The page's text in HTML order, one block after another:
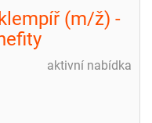
(m/ž) -
aktivní nabídka